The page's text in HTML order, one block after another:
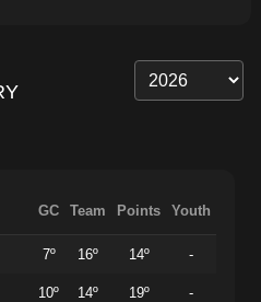
GC Team Points Youth
7º 16º 14º -
10º 14º 19º -